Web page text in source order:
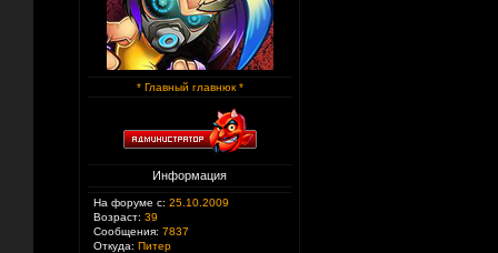
* Главный главнюк *
Информация
На форуме с: 25.10.2009
Возраст: 39
Сообщения: 7837
Откуда: Питер